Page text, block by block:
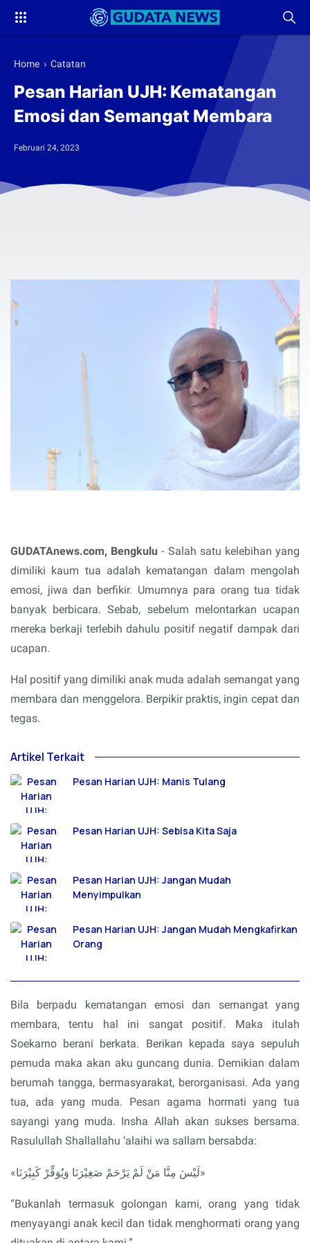
Home › Catatan
Pesan Harian UJH: Kematangan
Emosi dan Semangat Membara
Februari 24, 2023
GUDATAnews.com, Bengkulu - Salah satu kelebihan yang
dimiliki kaum tua adalah kematangan dalam mengolah
emosi, jiwa dan berfikir. Umumnya para orang tua tidak
banyak berbicara. Sebab, sebelum melontarkan ucapan
mereka berkaji terlebih dahulu positif negatif dampak dari
ucapan.
Hal positif yang dimiliki anak muda adalah semangat yang
membara dan menggelora. Berpikir praktis, ingin cepat dan
tegas.
Artikel Terkait
Pesan Harian UJH: Manis Tulang
Pesan Harian UJH: Sebisa Kita Saja
Pesan Harian UJH: Jangan Mudah
Menyimpulkan
Pesan Harian UJH: Jangan Mudah Mengkafirkan
Orang
Bila berpadu kematangan emosi dan semangat yang
membara, tentu hal ini sangat positif. Maka itulah
Soekarno berani berkata. Berikan kepada saya sepuluh
pemuda maka akan aku guncang dunia. Demikian dalam
berumah tangga, bermasyarakat, berorganisasi. Ada yang
tua, ada yang muda. Pesan agama hormati yang tua
sayangi yang muda. Insha Allah akan sukses bersama.
Rasulullah Shallallahu ‘alaihi wa sallam bersabda:
«لَيْسَ مِنَّا مَنْ لَمْ يَرْحَمْ صَغِيْرَنَا وَيُوَقِّرْ كَبِيْرَنَا»
“Bukanlah termasuk golongan kami, orang yang tidak
menyayangi anak kecil dan tidak menghormati orang yang